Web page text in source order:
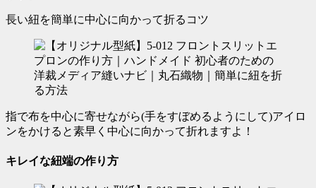
長い紐を簡単に中心に向かって折るコツ
指で布を中心に寄せながら(手をすぼめるようにして)アイロ
ンをかけると素早く中心に向かって折れますよ！
キレイな紐端の作り方